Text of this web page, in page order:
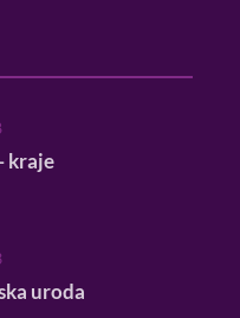
kraje
uroda